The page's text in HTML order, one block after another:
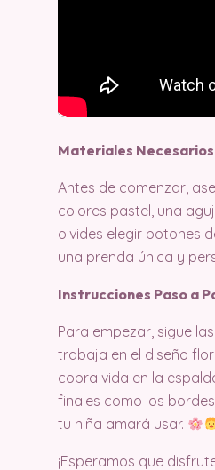
Materiales
Antes de comenzar,
colores pastel, una
olvides elegir botones
una prenda única y
Instrucciones Paso a
Para empezar, sigue
trabaja en el diseño
cobra vida en la
finales como los
tu niña amará usar.
¡Esperamos que